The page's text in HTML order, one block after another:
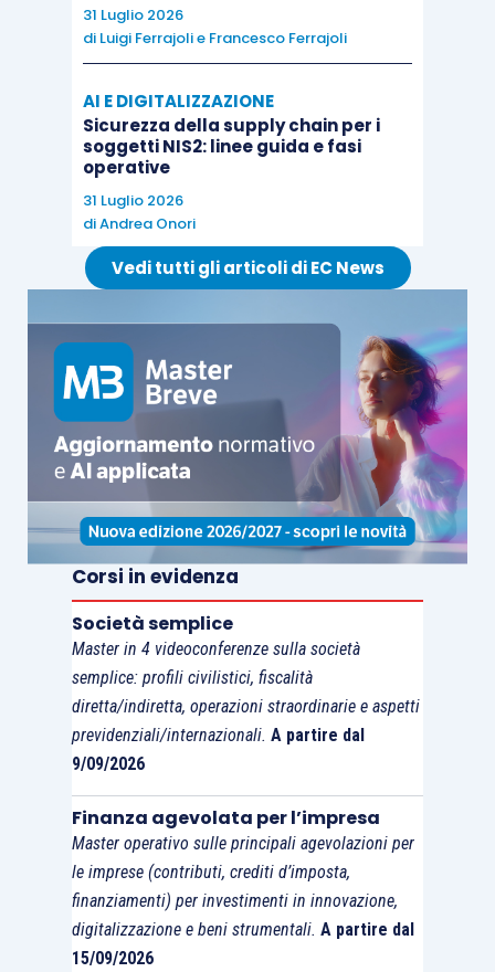
markets”, come EGM Italia, la quotazione si
realizza conun’apertura iniziale del capitale
controllo da parte dei gruppi familiari
proprietari, in quanto è richiesto un
minimo del 10%
Con laquotazione su EGM Italia, le imprese
familiari possonogarantire la stabilità della
del controllo dell’azienda
, elemento percepito
comeinibitore alla quotazione
ma che è
ampiamente superato sui mercati azionari di
crescita delle PMI.
Il successo di questo strumento finanziario negli
ultimi anni ètestimonianza della validità della
scelta strategica compiuta da molti piccoli e
medi imprenditoriche si sono quotati.
Infatti, nel 2020 e nel 2021, si sono
società di cui almeno 43 (64%) classificabili
nella categoria “imprese familiari” ; tra l’altro, in
termini diperformance
dimostrate, anche in periodo di crisi e post crisi,
le più resilienti.
Anche illegislatore fiscale , ma non solo, ha
capitol’importanza del passaggio
generazionale e dello strumento della
31 Luglio 2026
di Luigi Ferrajolie Francesco Ferrajoli
AI E DIGITALIZZAZIONE
Sicurezza della supply chain per i
soggetti NIS2: linee guida e fasi
operative
31 Luglio 2026
diAndrea Onori
Vedi tutti gli articoli di EC News
Corsi in evidenza
Società semplice
Master in 4 videoconferenze sulla società
semplice: profili civilistici, fiscalità
diretta/indiretta, operazioni straordinarie e aspetti
previdenziali/internazionali. A partire dal
9/09/2026
Finanza agevolata per l’impresa
Master operativo sulle principali agevolazioni per
le imprese (contributi, crediti d’imposta,
finanziamenti) per investimenti in innovazione,
digitalizzazione e beni strumentali. A partire dal
15/09/2026